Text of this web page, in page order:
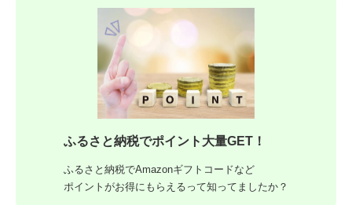
ふるさと納税でポイント大量GET！
ふるさと納税でAmazonギフトコードなど
ポイントがお得にもらえるって知ってましたか？